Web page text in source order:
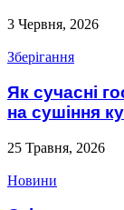
3 Червня, 2026
Зберігання
Як сучасні
на сушіння
25 Травня, 2026
Новини